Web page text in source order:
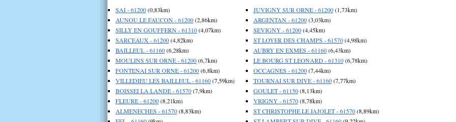
SAI - 61200(0,83km)
AUNOU LE FAUCON - 61200(2,86km)
SILLY EN GOUFFERN - 61310(4,07km)
SARCEAUX - 61200(4,82km)
BAILLEUL - 61160(6,28km)
MOULINS SUR ORNE - 61200(6,7km)
FONTENAI SUR ORNE - 61200(6,8km)
VILLEDIEU LES BAILLEUL - 61160(7,59km)
BOISSEI LA LANDE - 61570(7,9km)
FLEURE - 61200(8,21km)
ALMENECHES - 61570(8,83km)
JUVIGNY SUR ORNE - 61200(1,73km)
ARGENTAN - 61200(3,03km)
SEVIGNY - 61200(4,45km)
ST LOYER DES CHAMPS - 61570(4,98km)
AUBRY EN EXMES - 61160(6,43km)
LE BOURG ST LEONARD - 61310(6,78km)
OCCAGNES - 61200(7,44km)
TOURNAI SUR DIVE - 61160(7,77km)
GOULET - 61150(8,13km)
VRIGNY - 61570(8,78km)
ST CHRISTOPHE LE JAJOLET - 61570(8,89km)